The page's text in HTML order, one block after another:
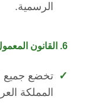
الرسمية.
6. القانون المعمول به
تخضع جميع
المملكة